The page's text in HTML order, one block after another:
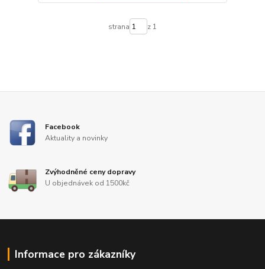
strana z 1
Facebook
Aktuality a novinky
Zvýhodněné ceny dopravy
U objednávek od 1500kč
Informace pro zákazníky